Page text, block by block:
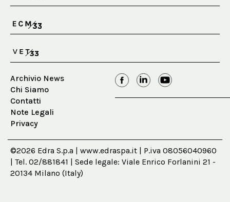
Archivio News
Chi Siamo
Contatti
Note Legali
Privacy
©2026 Edra S.p.a | www.edraspa.it | P.iva 08056040960
| Tel. 02/881841 | Sede legale: Viale Enrico Forlanini 21 -
20134 Milano (Italy)